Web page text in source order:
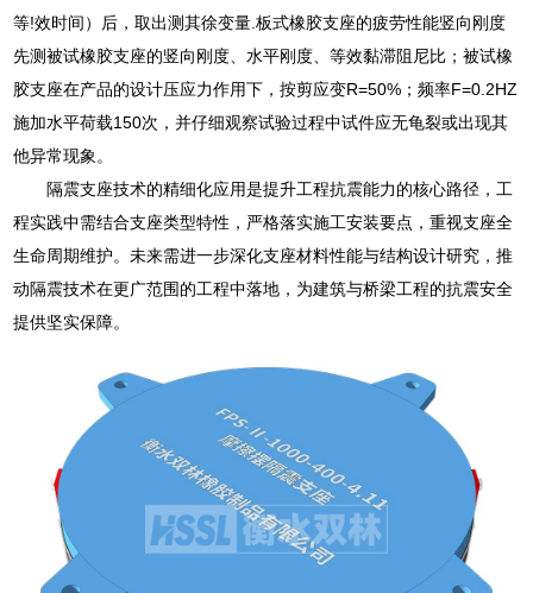
等!效时间）后，取出测其徐变量.板式橡胶支座的疲劳性能竖向刚度
先测被试橡胶支座的竖向刚度、水平刚度、等效黏滞阻尼比；被试橡
胶支座在产品的设计压应力作用下，按剪应变R=50%；频率F=0.2HZ
施加水平荷载150次，并仔细观察试验过程中试件应无龟裂或出现其
他异常现象。
隔震支座技术的精细化应用是提升工程抗震能力的核心路径，工
程实践中需结合支座类型特性，严格落实施工安装要点，重视支座全
生命周期维护。未来需进一步深化支座材料性能与结构设计研究，推
动隔震技术在更广范围的工程中落地，为建筑与桥梁工程的抗震安全
提供坚实保障。